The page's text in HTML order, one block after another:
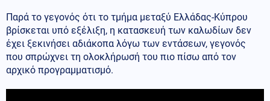
Παρά το γεγονός ότι το τμήμα μεταξύ Ελλάδας-Κύπρου
βρίσκεται υπό εξέλιξη, η κατασκευή των καλωδίων δεν
έχει ξεκινήσει αδιάκοπα λόγω των εντάσεων, γεγονός
που σπρώχνει τη ολοκλήρωσή του πιο πίσω από τον
αρχικό προγραμματισμό.